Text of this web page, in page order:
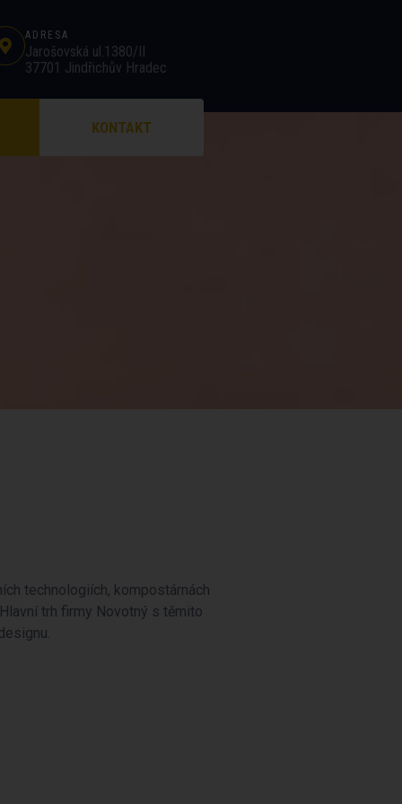
ADRESA
Jarošovská ul.1380/II
37701 Jindřichův Hradec
KONTAKT
technologiích, kompostárnách
trh firmy Novotný s těmito